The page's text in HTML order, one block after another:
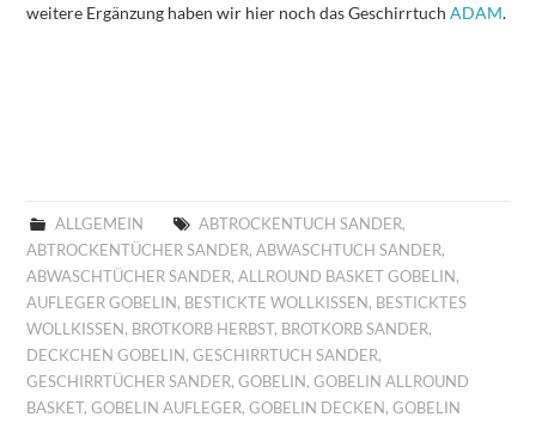
weitere Ergänzung haben wir hier noch das GeschirrtuchADAM.
ALLGEMEIN ABTROCKENTUCH SANDER,
ABTROCKENTÜCHER SANDER,ABWASCHTUCH SANDER,
ABWASCHTÜCHER SANDER,ALLROUND BASKET GOBELIN ,
AUFLEGER GOBELIN , BESTICKTE WOLLKISSEN , BESTICKTES
WOLLKISSEN , BROTKORB HERBST, BROTKORB SANDER,
DECKCHEN GOBELIN ,GESCHIRRTUCH SANDER,
GESCHIRRTÜCHER SANDER,GOBELIN ,GOBELIN ALLROUND
BASKET,GOBELIN AUFLEGER,GOBELIN DECKEN ,GOBELIN